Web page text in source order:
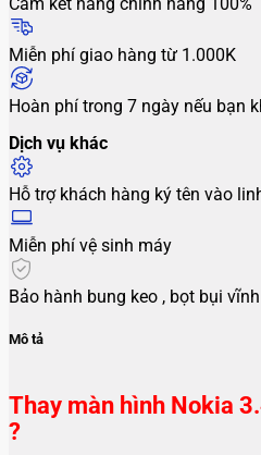
Miễn phí giao hàng từ 1.000K
Hoàn phí trong 7 ngày nếu bạn
Dịch vụ khác
Hỗ trợ khách hàng ký tên vào
Miễn phí vệ sinh máy
Bảo hành bung keo , bọt bụi
Mô tả
Thay màn hình Nokia
?